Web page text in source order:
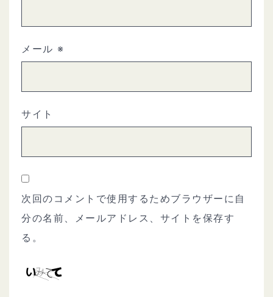
メール ※
サイト
次回のコメントで使用するためブラウザーに自
分の名前、メールアドレス、サイトを保存す
る。